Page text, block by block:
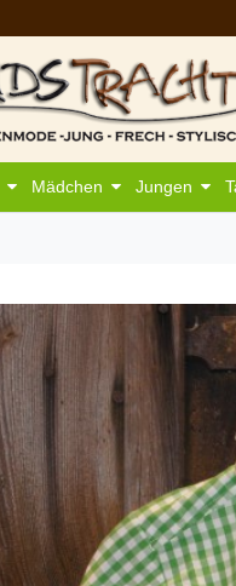
Mädchen Jungen